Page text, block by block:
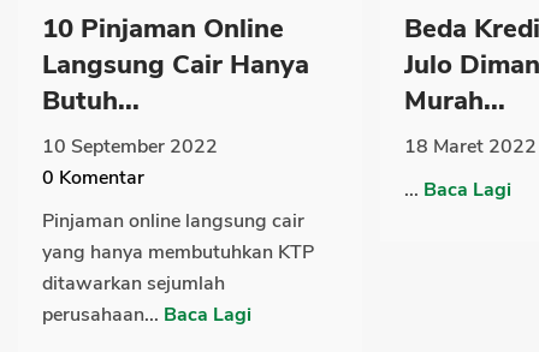
10 Pinjaman Online
Langsung Cair Hanya
Butuh...
10 September 2022
0 Komentar
Pinjaman online langsung cair
yang hanya membutuhkan KTP
ditawarkan sejumlah
perusahaan... Baca Lagi
Beda
Julo
Murah...
18 Maret 2022
... Baca Lagi